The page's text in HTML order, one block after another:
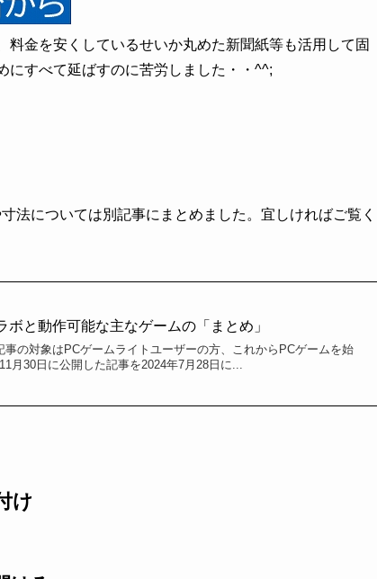
金を安くしているせいか丸めた新聞紙等も活用して固
にすべて延ばすのに苦労しました・・^^;
法については別記事にまとめました。宜しければご覧く
ボと動作可能な主なゲームの「まとめ」
の対象はPCゲームライトユーザーの方、これからPCゲームを始
月30日に公開した記事を2024年7月28日に...
け